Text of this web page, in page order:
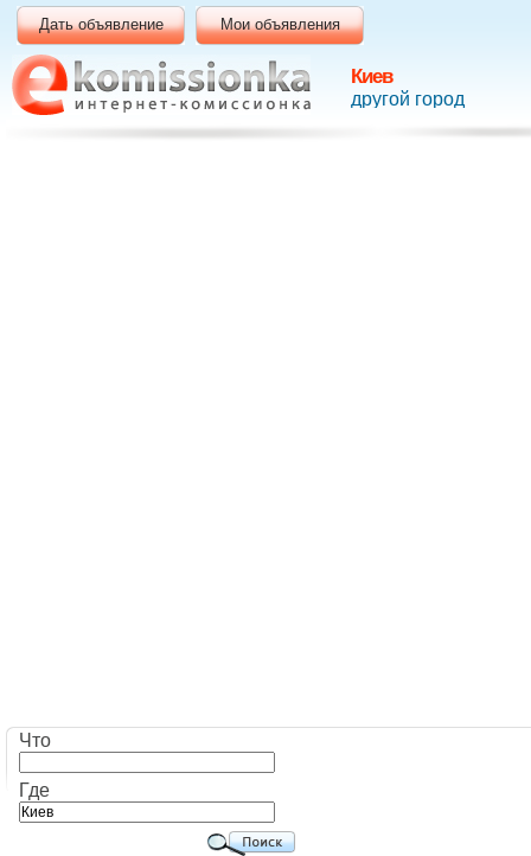
Киев
другой город
Дать объявление Мои объявления
Что
Где